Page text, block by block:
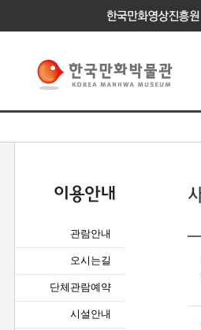
관람안내
오시는길
단체관람예약
시설안내